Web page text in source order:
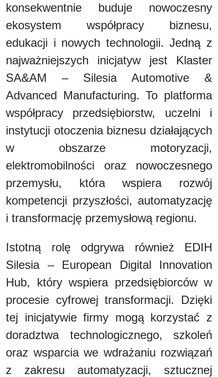
konsekwentnie buduje nowoczesny
ekosystem współpracy biznesu,
edukacji i nowych technologii. Jedną z
najważniejszych inicjatyw jest Klaster
SA&AM – Silesia Automotive &
Advanced Manufacturing. To platforma
współpracy przedsiębiorstw, uczelni i
instytucji otoczenia biznesu działających
w obszarze motoryzacji,
elektromobilności oraz nowoczesnego
przemysłu, która wspiera rozwój
kompetencji przyszłości, automatyzację
i transformację przemysłową regionu.
Istotną rolę odgrywa również EDIH
Silesia – European Digital Innovation
Hub, który wspiera przedsiębiorców w
procesie cyfrowej transformacji. Dzięki
tej inicjatywie firmy mogą korzystać z
doradztwa technologicznego, szkoleń
oraz wsparcia we wdrażaniu rozwiązań
z zakresu automatyzacji, sztucznej